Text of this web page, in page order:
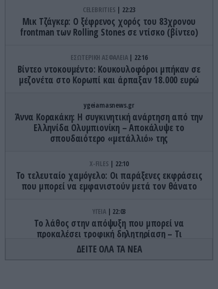
CELEBRITIES 22:23
Μικ Τζάγκερ: Ο ξέφρενος χορός του 83χρονου
frontman των Rolling Stones σε ντίσκο (βίντεο)
ΕΣΩΤΕΡΙΚΗ ΑΣΦΑΛΕΙΑ 22:16
Βίντεο ντοκουμέντο: Κουκουλοφόροι μπήκαν σε
μεζονέτα στο Κορωπί και άρπαξαν 18.000 ευρώ
ygeiamasnews.gr
Άννα Κορακάκη: Η συγκινητική ανάρτηση από την
Ελληνίδα Ολυμπιονίκη – Αποκάλυψε το
σπουδαιότερο «μετάλλιό» της
X-FILES 22:10
Το τελευταίο χαμόγελο: Οι παράξενες εκφράσεις
που μπορεί να εμφανιστούν μετά τον θάνατο
ΥΓΕΙΑ 22:03
Το λάθος στην απόψυξη που μπορεί να
προκαλέσει τροφική δηλητηρίαση – Τι
προειδοποιεί φαρμακοποιός
ΔΕΙΤΕ ΟΛΑ ΤΑ ΝΕΑ